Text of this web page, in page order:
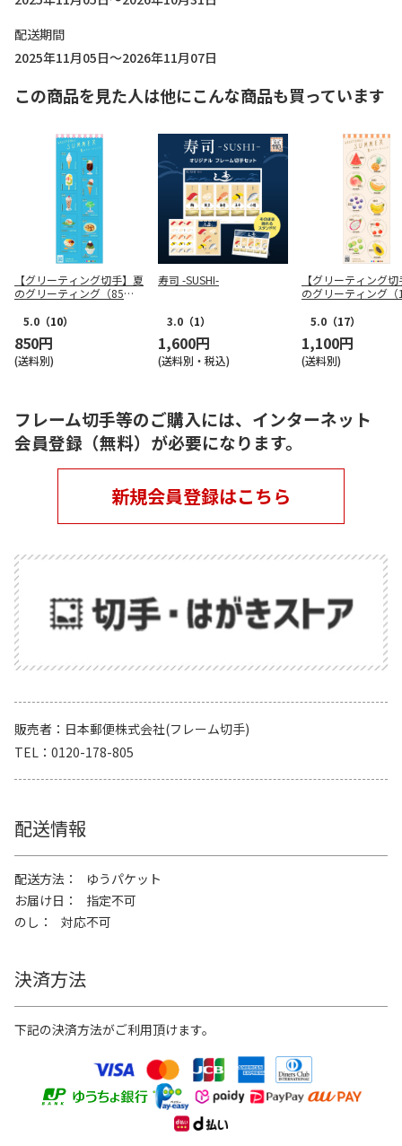
配送期間
2025年11月05日～2026年11月07日
この商品を見た人は他にこんな商品も買っています
【グリーティング切手】夏
のグリーティング（85
5.0 （10）
850円
(送料別)
寿司 -SUSHI-
3.0 （1）
1,600円
(送料別・税込)
【グリーティング
のグリーティング（
5.0 （17）
1,100円
(送料別)
フレーム切手等のご購入には、インターネット
会員登録（無料）が必要になります。
新規会員登録はこちら
販売者
日本郵便株式会社(フレーム切手)
TEL
0120-178-805
配送情報
配送方法
ゆうパケット
お届け日
指定不可
のし
対応不可
決済方法
下記の決済方法がご利用頂けます。